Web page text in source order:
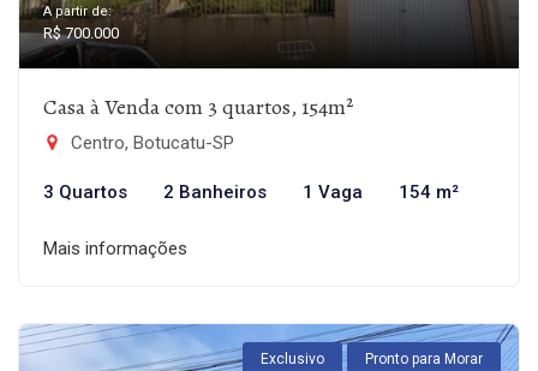
A partir de:
R$ 700.000
Casa à Venda com 3 quartos, 154m²
Centro, Botucatu-SP
3 Quartos 2 Banheiros 1 Vaga 154 m²
Mais informações
Exclusivo Pronto para Morar